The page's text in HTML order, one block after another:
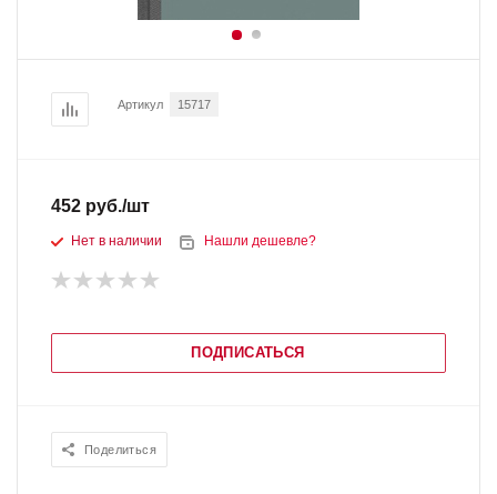
Артикул 15717
452 руб./шт
Нет в наличии Нашли дешевле?
ПОДПИСАТЬСЯ
Поделиться